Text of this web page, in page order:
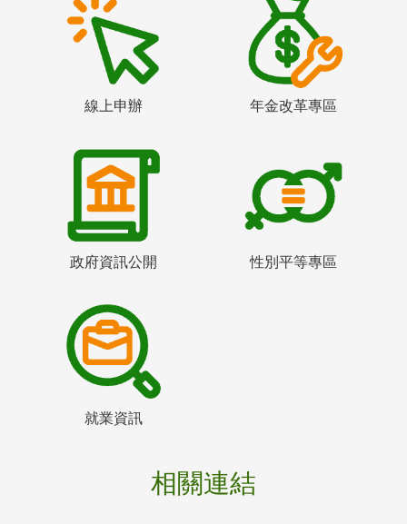
線上申辦 年金改革專區
政府資訊公開 性別平等專區
就業資訊
相關連結